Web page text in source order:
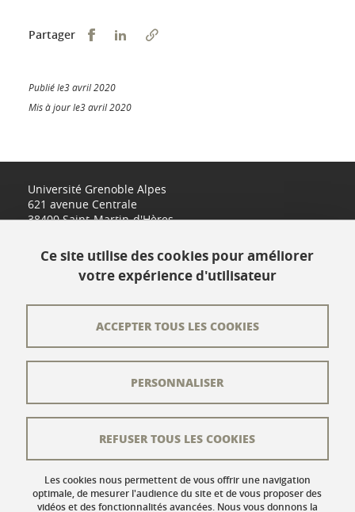
Partager Partager sur Facebook
Partager sur LinkedIn
Publié le3 avril 2020
Mis à jour le3 avril 2020
Université Grenoble Alpes
621 avenue Centrale
38400 Saint-Martin-d'Hères
L'équipe éditoriale
Crédits
Mentions légales
Données personnelles
Ce site utilise des cookies pour améliorer
votre expérience d'utilisateur
Les cookies nous permettent de vous offrir une navigation
optimale, de mesurer l'audience du site et de vous proposer des
vidéos et des fonctionnalités avancées. Nous vous donnons la
ACCEPTER TOUS LES COOKIES
REFUSER TOUS LES COOKIES
PERSONNALISER